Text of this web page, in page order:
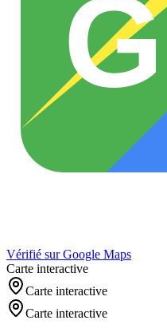
G
Vérifié sur Google Maps
Carte interactive
Carte interactive
Carte interactive